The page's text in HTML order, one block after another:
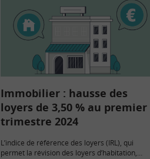
Immobilier : hausse des
loyers de 3,50 % au premier
trimestre 2024
L’indice de référence des loyers (IRL), qui
permet la révision des loyers d’habitation,